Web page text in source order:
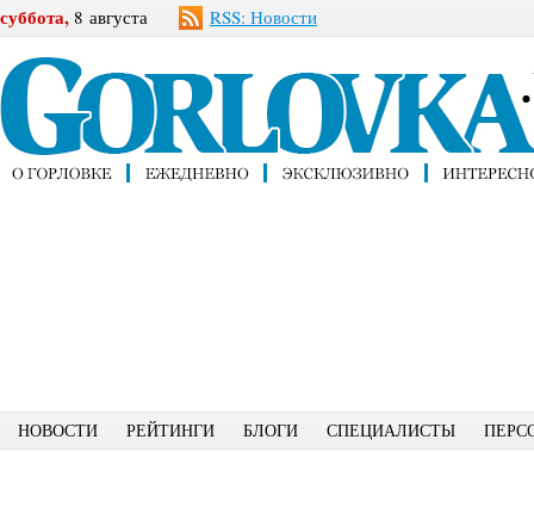
суббота, 8 августа RSS: Новости
НОВОСТИ РЕЙТИНГИ БЛОГИ СПЕЦИАЛИСТЫ